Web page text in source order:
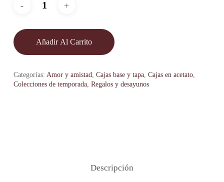
Añadir Al Carrito
Categorías: Amor y amistad, Cajas base y tapa, Cajas en acetato,
Colecciones de temporada, Regalos y desayunos
Descripción